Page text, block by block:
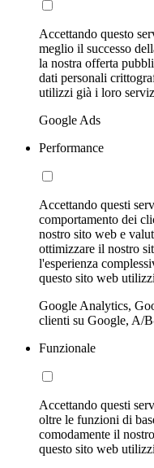
Accettando questo
meglio il successo
la nostra offerta
dati personali
utilizzi già i loro
Google Ads
Performance
Accettando questi
comportamento dei
nostro sito web e
ottimizzare il nostro
l'esperienza
questo sito web
Google Analytics,
clienti su Google, A/
Funzionale
Accettando questi
oltre le funzioni di
comodamente il
questo sito web